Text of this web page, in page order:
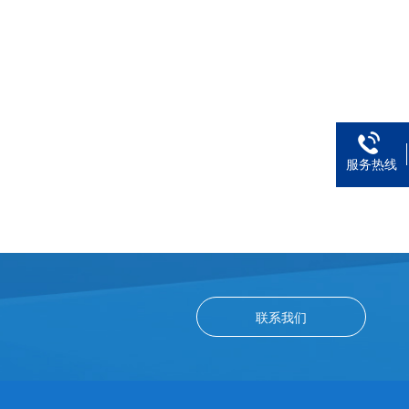
联系我们
服务热线